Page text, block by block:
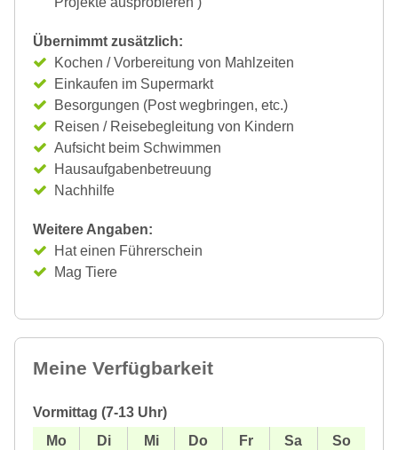
Übernimmt zusätzlich:
Kochen / Vorbereitung von Mahlzeiten
Einkaufen im Supermarkt
Besorgungen (Post wegbringen, etc.)
Reisen / Reisebegleitung von Kindern
Aufsicht beim Schwimmen
Hausaufgabenbetreuung
Nachhilfe
Weitere Angaben:
Hat einen Führerschein
Mag Tiere
Meine Verfügbarkeit
Vormittag (7-13 Uhr)